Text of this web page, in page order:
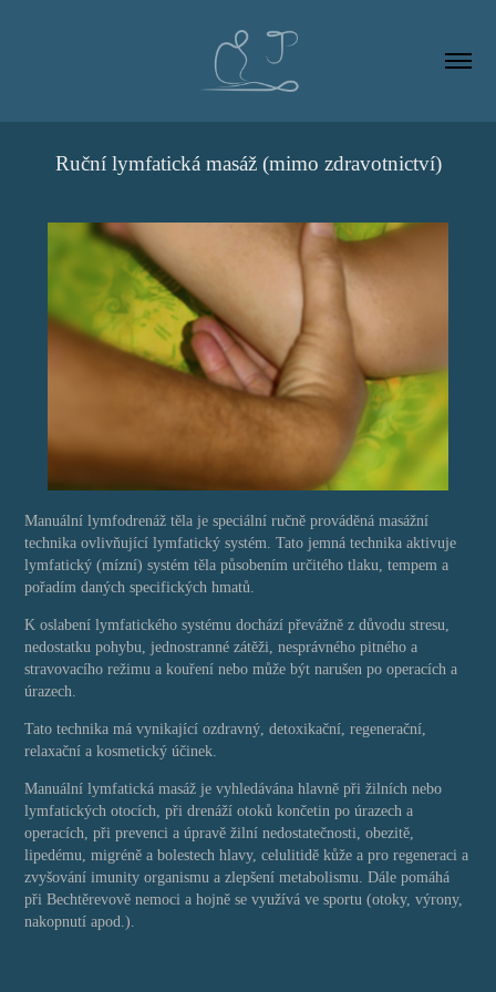
Ruční lymfatická masáž (mimo zdravotnictví)
Manuální lymfodrenáž těla je speciální ručně prováděná masážní
technika ovlivňující lymfatický systém. Tato jemná technika aktivuje
lymfatický (mízní) systém těla působením určitého tlaku, tempem a
pořadím daných specifických hmatů.
K oslabení lymfatického systému dochází převážně z důvodu stresu,
nedostatku pohybu, jednostranné zátěži, nesprávného pitného a
stravovacího režimu a kouření nebo může být narušen po operacích a
úrazech.
Tato technika má vynikající ozdravný, detoxikační, regenerační,
relaxační a kosmetický účinek.
Manuální lymfatická masáž je vyhledávána hlavně při žilních nebo
lymfatických otocích, při drenáží otoků končetin po úrazech a
operacích, při prevenci a úpravě žilní nedostatečnosti, obezitě,
lipedému, migréně a bolestech hlavy, celulitidě kůže a pro regeneraci a
zvyšování imunity organismu a zlepšení metabolismu. Dále pomáhá
při Bechtěrevově nemoci a hojně se využívá ve sportu (otoky, výrony,
nakopnutí apod.).